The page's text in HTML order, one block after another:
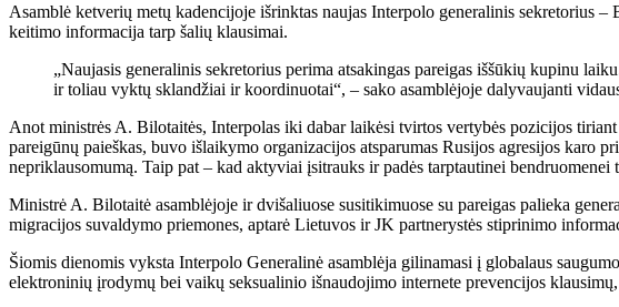
Asamblė ketverių metų kadencijoje išrinktas naujas Interpolo generalinis sekretorius
keitimo informacija tarp šalių klausimai.
„Naujasis generalinis sekretorius perima atsakingas pareigas iššūkių kupinu
ir toliau vyktų sklandžiai ir koordinuotai“, – sako asamblėjoje dalyvaujanti
Anot ministrės A. Bilotaitės, Interpolas iki dabar laikėsi tvirtos vertybės pozicijos
pareigūnų paieškas, buvo išlaikymo organizacijos atsparumas Rusijos agresijos karo
nepriklausomumą. Taip pat – kad aktyviai įsitrauks ir padės tarptautinei
Ministrė A. Bilotaitė asamblėjoje ir dvišaliuose susitikimuose su pareigas palieka
migracijos suvaldymo priemones, aptarė Lietuvos ir JK partnerystės stiprinimo
Šiomis dienomis vyksta Interpolo Generalinė asamblėja gilinamasi į globalaus
elektroninių įrodymų bei vaikų seksualinio išnaudojimo internete prevencijos